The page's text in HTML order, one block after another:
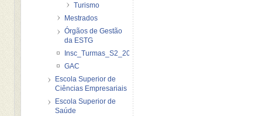
Turismo
Mestrados
Órgãos de Gestão
da ESTG
Insc_Turmas_S2_2012_2013
GAC
Escola Superior de
Ciências Empresariais
Escola Superior de
Saúde